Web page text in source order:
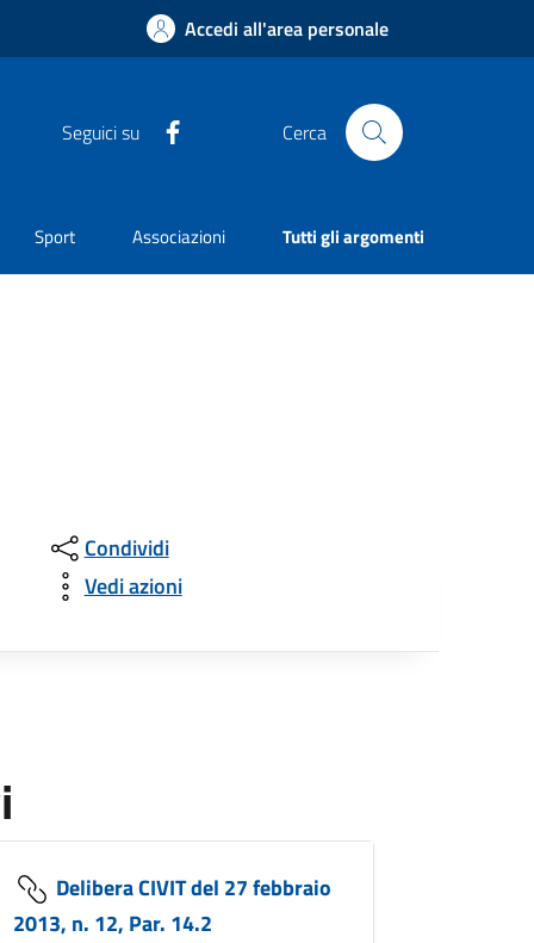
Accedi all'area personale
Seguici su Cerca
Sport Associazioni Tutti gli argomenti
Condividi
Vedi azioni
Delibera CIVIT del 27 febbraio
2013, n. 12, Par. 14.2